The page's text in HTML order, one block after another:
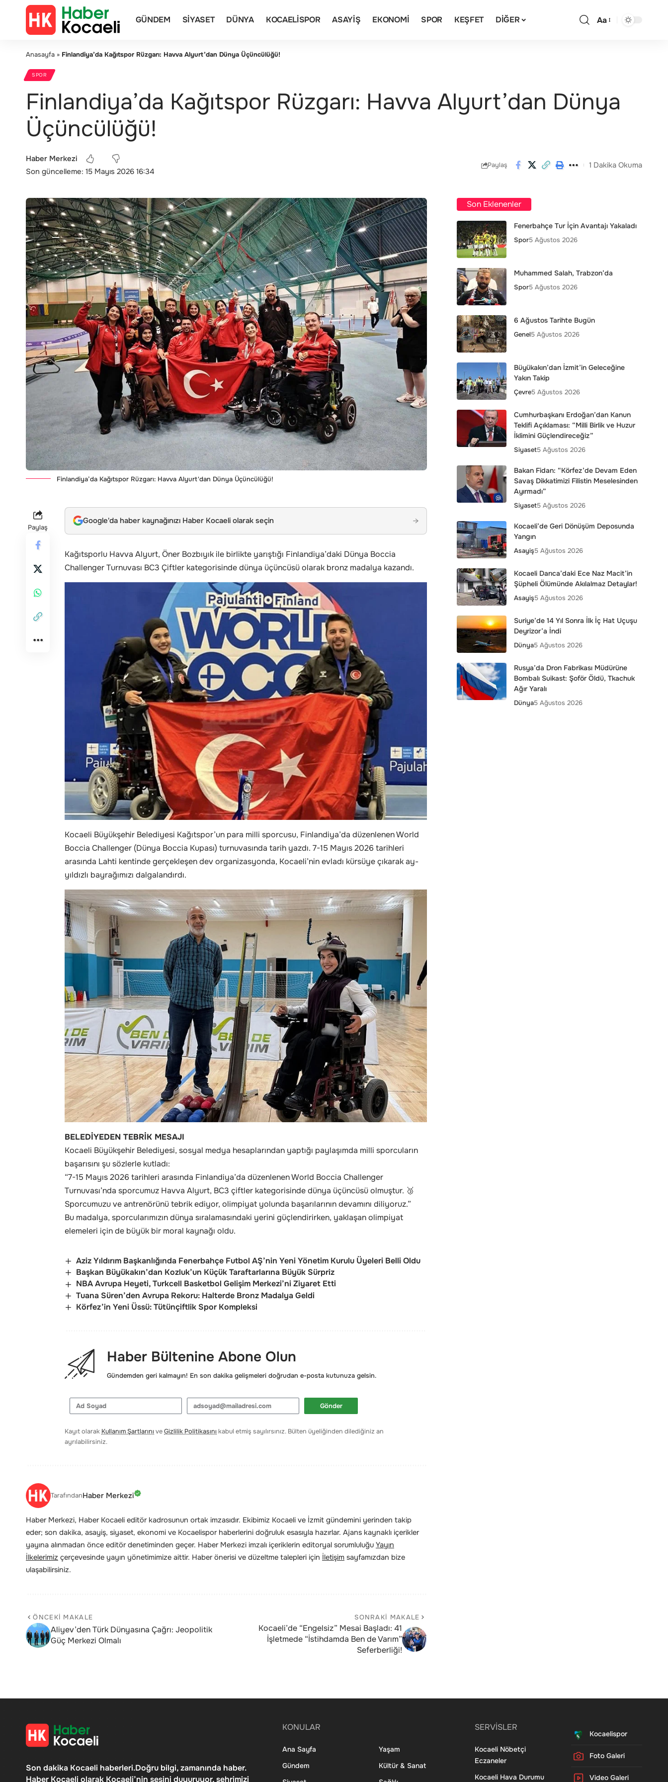
GÜNDEM SIYASET DÜNYA KOCAELISPOR ASAYIŞ EKONOMI SPOR KEŞFET DIĞER Aa
Anasayfa » Finlandiya’da Kağıtspor Rüzgarı: Havva Alyurt’dan Dünya Üçüncülüğü!
SPOR
Finlandiya’da Kağıtspor Rüzgarı: Havva Alyurt’dan Dünya
Üçüncülüğü!
Son güncelleme: 15 Mayıs 2026 16:34
Haber Merkezi
Paylaş 1 Dakika Okuma
Finlandiya’da Kağıtspor Rüzgarı: Havva Alyurt'dan Dünya Üçüncülüğü!
Paylaş
Google'da haber kaynağınızı Haber Kocaeli olarak seçin →
Kağıtsporlu Havva Alyurt, Öner Bozbıyık ile birlikte yarıştığı Finlandiya’daki Dünya Boccia
Challenger Turnuvası BC3 Çiftler kategorisinde dünya üçüncüsü olarak bronz madalya kazandı.
Kocaeli Büyükşehir Belediyesi Kağıtspor’un para milli sporcusu, Finlandiya’da düzenlenen World
Boccia Challenger (Dünya Boccia Kupası) turnuvasında tarih yazdı. 7-15 Mayıs 2026 tarihleri
arasında Lahti kentinde gerçekleşen dev organizasyonda, Kocaeli’nin evladı kürsüye çıkarak ay-
yıldızlı bayrağımızı dalgalandırdı.
BELEDİYEDEN TEBRİK MESAJI
Kocaeli Büyükşehir Belediyesi, sosyal medya hesaplarından yaptığı paylaşımda milli sporcuların
başarısını şu sözlerle kutladı:
“7-15 Mayıs 2026 tarihleri arasında Finlandiya’da düzenlenen World Boccia Challenger
Turnuvası’nda sporcumuz Havva Alyurt, BC3 çiftler kategorisinde dünya üçüncüsü olmuştur. 🥉
Sporcumuzu ve antrenörünü tebrik ediyor, olimpiyat yolunda başarılarının devamını diliyoruz.”
Bu madalya, sporcularımızın dünya sıralamasındaki yerini güçlendirirken, yaklaşan olimpiyat
elemeleri için de büyük bir moral kaynağı oldu.
Aziz Yıldırım Başkanlığında Fenerbahçe Futbol AŞ’nin Yeni Yönetim Kurulu Üyeleri Belli Oldu
Başkan Büyükakın’dan Kozluk’un Küçük Taraftarlarına Büyük Sürpriz
NBA Avrupa Heyeti, Turkcell Basketbol Gelişim Merkezi’ni Ziyaret Etti
Tuana Süren’den Avrupa Rekoru: Halterde Bronz Madalya Geldi
Körfez’in Yeni Üssü: Tütünçiftlik Spor Kompleksi
Haber Bültenine Abone Olun
Gündemden geri kalmayın! En son dakika gelişmeleri doğrudan e-posta kutunuza gelsin.
Gönder
Kayıt olarak Kullanım ŞartlarınıveGizlilik Politikasını kabul etmiş sayılırsınız. Bülten üyeliğinden dilediğiniz an
ayrılabilirsiniz.
TarafındanHaber Merkezi
Haber Merkezi, Haber Kocaeli editör kadrosunun ortak imzasıdır. Ekibimiz Kocaeli ve İzmit gündemini yerinden takip
eder; son dakika, asayiş, siyaset, ekonomi ve Kocaelispor haberlerini doğruluk esasıyla hazırlar. Ajans kaynaklı içerikler
yayına alınmadan önce editör denetiminden geçer. Haber Merkezi imzalı içeriklerin editoryal sorumluluğu Yayın
İlkelerimiz çerçevesinde yayın yönetimimize aittir. Haber önerisi ve düzeltme talepleri için İletişim sayfamızdan bize
ulaşabilirsiniz.
ÖNCEKI MAKALE
Aliyev’den Türk Dünyasına Çağrı: Jeopolitik
Güç Merkezi Olmalı
SONRAKI MAKALE
Kocaeli’de “Engelsiz” Mesai Başladı: 41
İşletmede “İstihdamda Ben de Varım”
Seferberliği!
Son Eklenenler
Fenerbahçe Tur İçin Avantajı Yakaladı
Spor5 Ağustos 2026
Muhammed Salah, Trabzon’da
Spor5 Ağustos 2026
6 Ağustos Tarihte Bugün
Genel5 Ağustos 2026
Büyükakın’dan İzmit’in Geleceğine
Yakın Takip
Çevre5 Ağustos 2026
Cumhurbaşkanı Erdoğan’dan Kanun
Teklifi Açıklaması: “Milli Birlik ve Huzur
İklimini Güçlendireceğiz”
Siyaset5 Ağustos 2026
Bakan Fidan: “Körfez’de Devam Eden
Savaş Dikkatimizi Filistin Meselesinden
Ayırmadı”
Siyaset5 Ağustos 2026
Kocaeli’de Geri Dönüşüm Deposunda
Yangın
Asayiş5 Ağustos 2026
Kocaeli Darıca’daki Ece Naz Macit’in
Şüpheli Ölümünde Akılalmaz Detaylar!
Asayiş5 Ağustos 2026
Suriye’de 14 Yıl Sonra İlk İç Hat Uçuşu
Deyrizor’a İndi
Dünya5 Ağustos 2026
Rusya’da Dron Fabrikası Müdürüne
Bombalı Suikast: Şoför Öldü, Tkachuk
Ağır Yaralı
Dünya5 Ağustos 2026
Son dakika Kocaeli haberleri.Doğru bilgi, zamanında haber.
Haber Kocaeli olarak Kocaeli’nin sesini duyuruyor, şehrimizi
KONULAR
Ana Sayfa
Gündem
Yaşam
Kültür & Sanat
SERVİSLER
Kocaeli Nöbetçi
Eczaneler
Kocaeli Hava Durumu
Kocaelispor
Foto Galeri
Video Galeri